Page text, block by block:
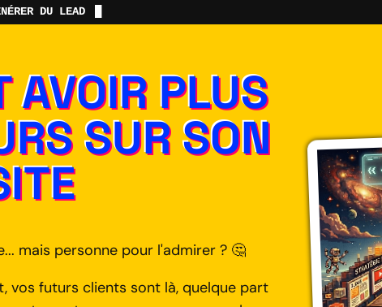
DU LEAD
AVOIR PLUS
SUR SON
mais personne pour l'admirer ? 🤔
vos futurs clients sont là, quelque part